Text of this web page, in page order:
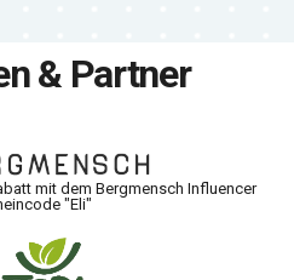
& Partner
mit dem Bergmensch Influencer
"Eli"